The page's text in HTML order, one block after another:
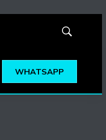
Mostrar
WHATSAPP